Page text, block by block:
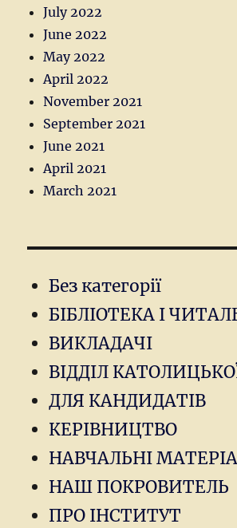
July 2022
June 2022
May 2022
April 2022
November 2021
September 2021
June 2021
April 2021
March 2021
Без категорії
БІБЛІОТЕКА І
ВИКЛАДАЧІ
ВІДДІЛ
ДЛЯ КАНДИДАТІВ
КЕРІВНИЦТВО
НАВЧАЛЬНІ
НАШ ПОКРОВИТЕЛЬ
ПРО ІНСТИТУТ